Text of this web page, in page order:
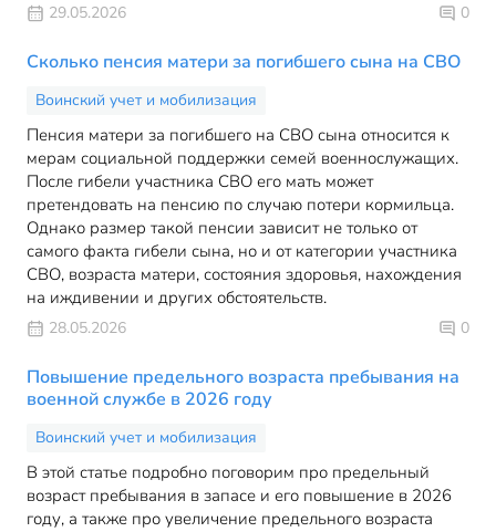
29.05.2026 0
Сколько пенсия матери за погибшего сына на СВО
Воинский учет и мобилизация
Пенсия матери за погибшего на СВО сына относится к
мерам социальной поддержки семей военнослужащих.
После гибели участника СВО его мать может
претендовать на пенсию по случаю потери кормильца.
Однако размер такой пенсии зависит не только от
самого факта гибели сына, но и от категории участника
СВО, возраста матери, состояния здоровья, нахождения
на иждивении и других обстоятельств.
28.05.2026 0
Повышение предельного возраста пребывания на
военной службе в 2026 году
Воинский учет и мобилизация
В этой статье подробно поговорим про предельный
возраст пребывания в запасе и его повышение в 2026
году, а также про увеличение предельного возраста